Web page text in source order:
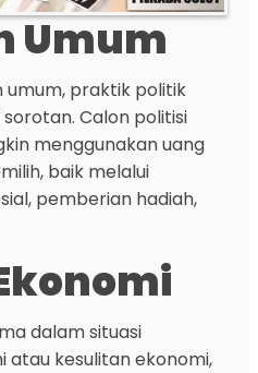
Umum
umum, praktik politik
Calon politisi
menggunakan uang
baik melalui
pemberian hadiah,
dalam situasi
atau kesulitan ekonomi,